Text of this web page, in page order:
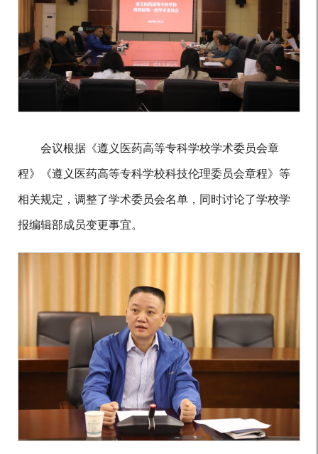
会议根据《遵义医药高等专科学校学术委员会章
程》《遵义医药高等专科学校科技伦理委员会章程》等
相关规定，调整了学术委员会名单，同时讨论了学校学
报编辑部成员变更事宜。